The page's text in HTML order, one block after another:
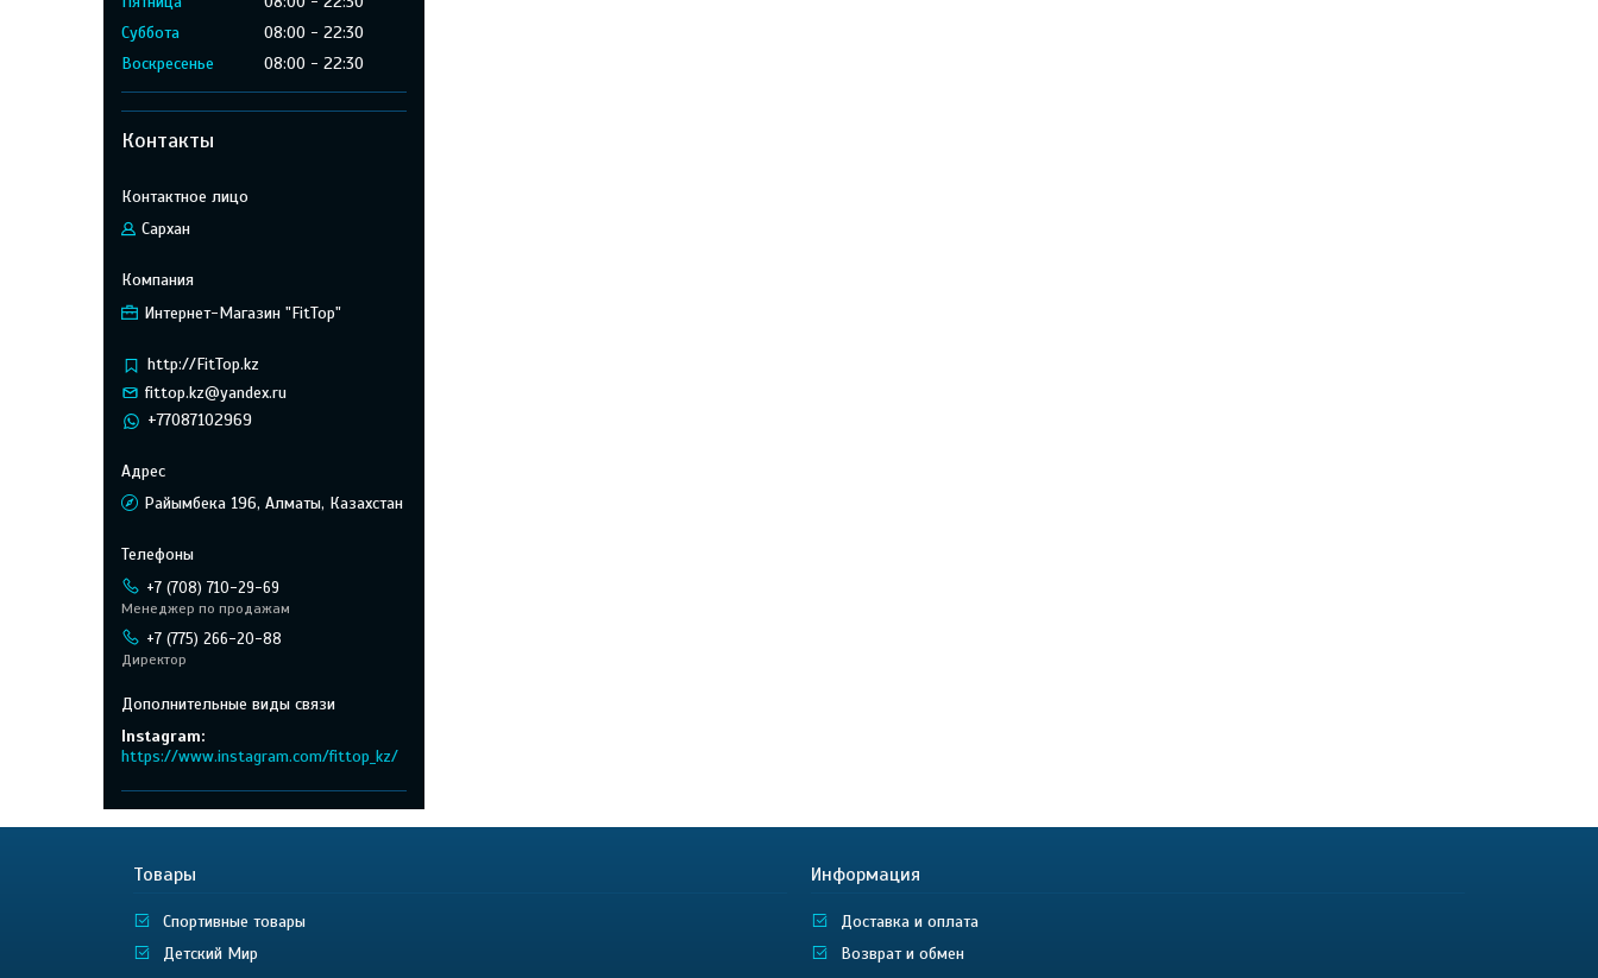
Суббота
08:00
22:30
Воскресенье
08:00 22:30
Контакты
Сархан
Интернет-Магазин "FitTop"
http://FitTop.kz
fittop.kz@yandex.ru
+77087102969
Райымбека 196, Алматы, Казахстан
+7 (708) 710-29-69
Менеджер по продажам
+7 (775) 266-20-88
Директор
Instagram
https://www.instagram.com/fittop_kz/
Товары
Спортивные товары
Детский Мир
Информация
Доставка и оплата
Возврат и обмен